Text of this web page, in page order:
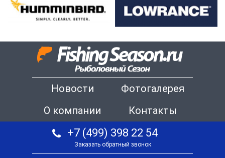
Новости
Фотогалерея
О компании
Контакты
+7 (499) 398 22 54
Заказать обратный звонок